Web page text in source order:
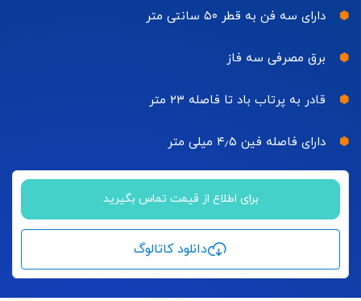
دارای سه فن به قطر ۵۰ سانتی متر
برق مصرفی سه فاز
قادر به پرتاب باد تا فاصله ۲۳ متر
دارای فاصله فین ۴٫۵ میلی متر
برای اطلاع از قیمت تماس بگیرید
دانلود کاتالوگ